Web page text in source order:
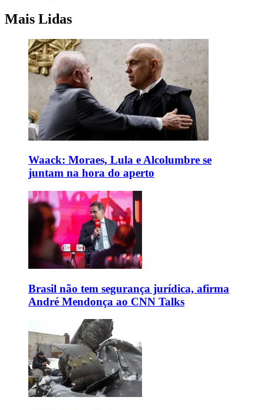
Mais Lidas
Waack: Moraes, Lula e Alcolumbre se
juntam na hora do aperto
Brasil não tem segurança jurídica, afirma
André Mendonça ao CNN Talks